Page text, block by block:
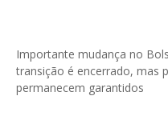
Importante mudança no
transição é encerrado, mas
permanecem garantidos